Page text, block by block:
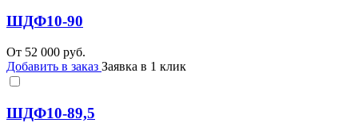
ШДФ10-90
От 52 000 руб.
Добавить в заказ Заявка в 1 клик
ШДФ10-89,5